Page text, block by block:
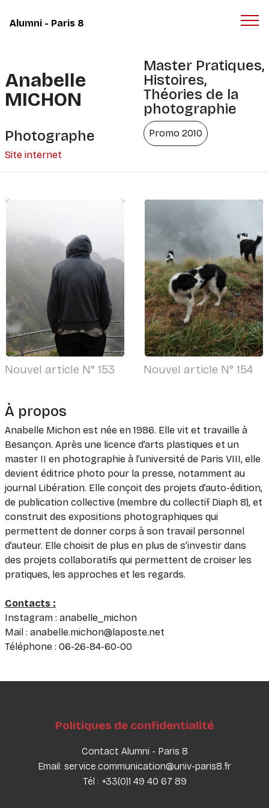
Alumni - Paris 8
Anabelle
MICHON
Photographe
Site internet
Master Pratiques,
Histoires,
Théories de la
photographie
Promo 2010
Nouvel article N° 153 Nouvel article N° 154
À propos
Anabelle Michon est née en 1986. Elle vit et travaille à
Besançon. Après une licence d’arts plastiques et un
master II en photographie à l’université de Paris VIII, elle
devient éditrice photo pour la presse, notamment au
journal Libération. Elle conçoit des projets d’auto-édition,
de publication collective (membre du collectif Diaph 8), et
construit des expositions photographiques qui
permettent de donner corps à son travail personnel
d’auteur. Elle choisit de plus en plus de s’investir dans
des projets collaboratifs qui permettent de croiser les
pratiques, les approches et les regards.
Contacts :
Instagram : anabelle_michon
Mail : anabelle.michon@laposte.net
Téléphone : 06-26-84-60-00
Politiques de confidentialité
Contact Alumni - Paris 8
Email: service.communication@univ-paris8.fr
Tél : +33(0)1 49 40 67 89